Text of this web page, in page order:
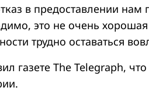
в предоставлении нам
это не очень
трудно оставаться
газете The Telegraph,